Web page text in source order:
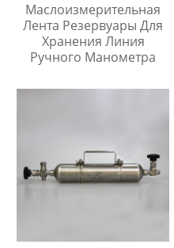
Маслоизмерительная
Лента Резервуары Для
Хранения Линия
Ручного Манометра